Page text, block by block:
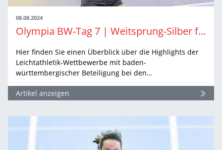
08.08.2024
Olympia BW-Tag 7 | Weitsprung-Silber für Mihambo und Erleichterungsschrei im Kugelstoßen der Frauen
Hier finden Sie einen Überblick über die Highlights der
Leichtathletik-Wettbewerbe mit baden-
württembergischer Beteiligung bei den…
Artikel anzeigen